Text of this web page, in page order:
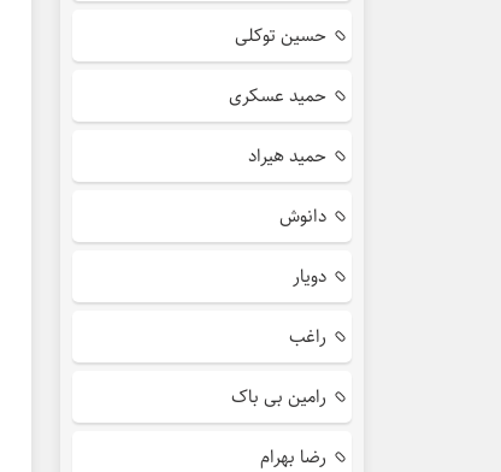
حسین توکلی
حمید عسکری
حمید هیراد
دانوش
دویار
راغب
رامین بی باک
رضا بهرام